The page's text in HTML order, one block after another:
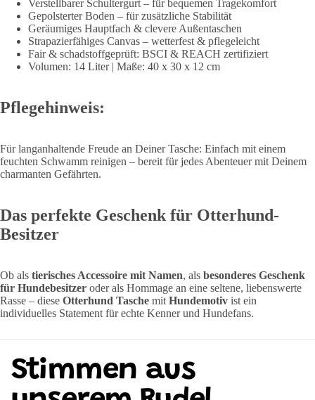
Verstellbarer Schultergurt – für bequemen Tragekomfort
Gepolsterter Boden – für zusätzliche Stabilität
Geräumiges Hauptfach & clevere Außentaschen
Strapazierfähiges Canvas – wetterfest & pflegeleicht
Fair & schadstoffgeprüft: BSCI & REACH zertifiziert
Volumen: 14 Liter | Maße: 40 x 30 x 12 cm
Pflegehinweis:
Für langanhaltende Freude an Deiner Tasche: Einfach mit einem
feuchten Schwamm reinigen – bereit für jedes Abenteuer mit Deinem
charmanten Gefährten.
Das perfekte Geschenk für Otterhund-
Besitzer
Ob als tierisches Accessoire mit Namen, als besonderes Geschenk
für Hundebesitzer oder als Hommage an eine seltene, liebenswerte
Rasse – diese Otterhund Tasche mit Hundemotiv ist ein
individuelles Statement für echte Kenner und Hundefans.
Stimmen aus